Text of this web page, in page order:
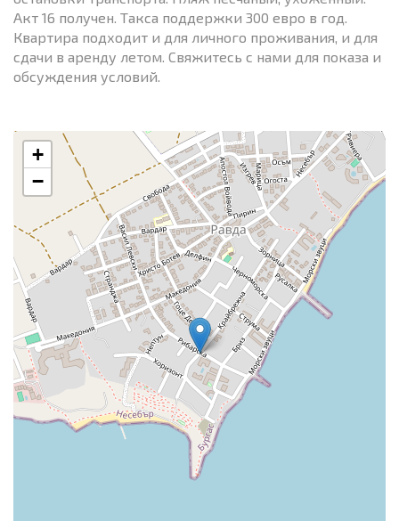
Акт 16 получен. Такса поддержки 300 евро в год.
Квартира подходит и для личного проживания, и для
сдачи в аренду летом. Свяжитесь с нами для показа и
обсуждения условий.
+
−